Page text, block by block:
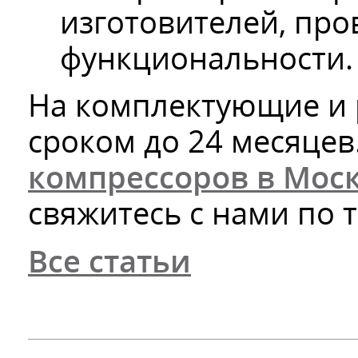
изготовителей,
функциональности.
На комплектующие и
сроком до 24
компрессоров в
свяжитесь с нами по
Все статьи